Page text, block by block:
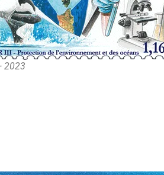
2023